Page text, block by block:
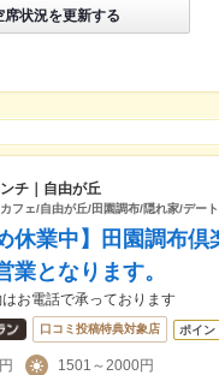
席状況を更新する
チ｜自由が丘
フェ/自由が丘/田園調布/隠れ家/デー
め休業中】田園調布
業となります。
お電話で承っております
口コミ投稿特典対象店 ポイン
1501～2000円